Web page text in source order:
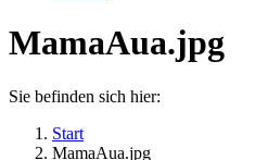
MamaAua.jpg
Sie befinden sich hier:
Start
MamaAua.jpg